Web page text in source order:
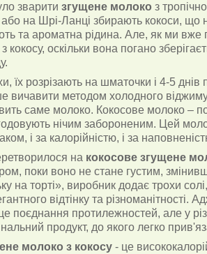
зварити згущене молоко з
або на Шрі-Ланці збирають кокоси, що
та ароматна рідина. Але, як ми вже
кокосу, оскільки вона погано
їх розрізають на шматочки і 4-5
вичавити методом холодного
саме молоко. Кокосове молоко –
нічим забороненим. Цей
і за калорійністю, і за
на кокосове згущене
поки воно не стане густим,
на торті», виробник додає трохи
відтінку та різноманітності.
поєднання протилежностей, але у
продукт, до якого легко
молоко з кокосу - це